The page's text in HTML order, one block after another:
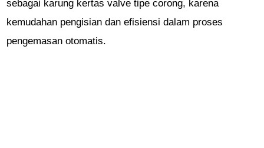
sebagai karung kertas valve tipe corong, karena
kemudahan pengisian dan efisiensi dalam proses
pengemasan otomatis.